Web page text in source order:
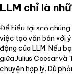
LLM chỉ là
Để hiểu tại sao chúng
việc tạo văn bản với
động của LLM. Nếu
giữa Julius Caesar và
chuyện hợp lý. Dù